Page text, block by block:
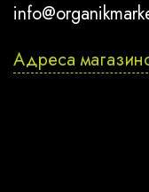
Адреса